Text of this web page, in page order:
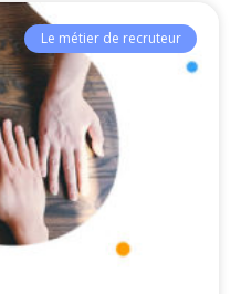
Le métier de recruteur